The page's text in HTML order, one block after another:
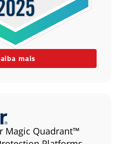
mais
Magic Quadrant™